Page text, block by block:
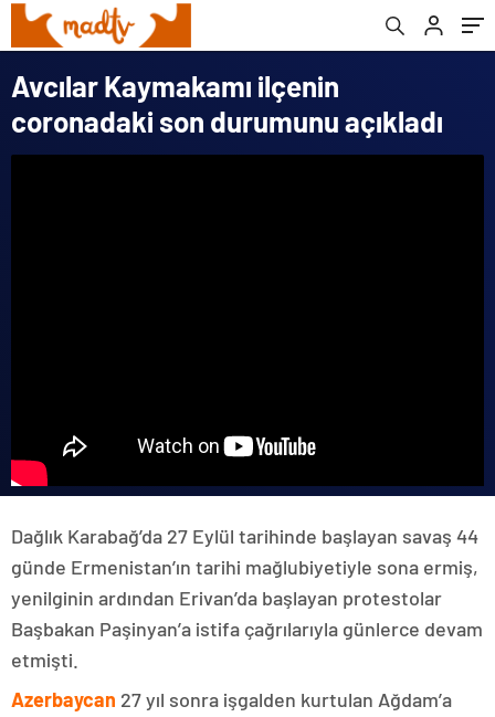
Avcılar Kaymakamı ilçenin
coronadaki son durumunu açıkladı
Dağlık Karabağ’da 27 Eylül tarihinde başlayan savaş 44
günde Ermenistan’ın tarihi mağlubiyetiyle sona ermiş,
yenilginin ardından Erivan’da başlayan protestolar
Başbakan Paşinyan’a istifa çağrılarıyla günlerce devam
etmişti.
Azerbaycan 27 yıl sonra işgalden kurtulan Ağdam’a